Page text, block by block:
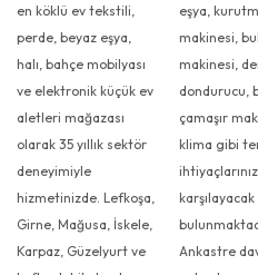
en köklü ev tekstili,
perde, beyaz eşya,
halı, bahçe mobilyası
ve elektronik küçük ev
aletleri mağazası
olarak 35 yıllık sektör
deneyimiyle
hizmetinizde. Lefkoşa,
Girne, Mağusa, İskele,
Karpaz, Güzelyurt ve
eşya,
makinesi,
makinesi,
dondurucu,
çamaşır
klima gibi
Ankastre